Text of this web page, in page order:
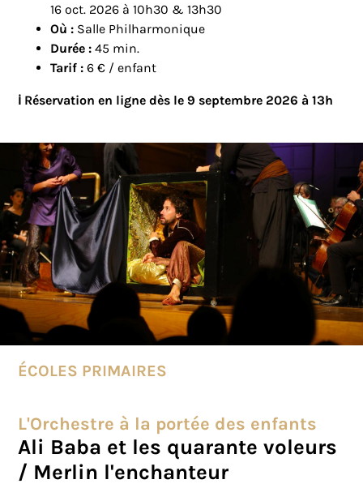
16 oct. 2026 à 10h30 & 13h30
Où : Salle Philharmonique
Durée :45 min.
Tarif :6 € / enfant
ℹ️ Réservation en ligne dès le 9 septembre 2026 à 13h
ÉCOLES PRIMAIRES
L'Orchestre à la portée des enfants
Ali Baba et les quarante voleurs
/ Merlin l'enchanteur